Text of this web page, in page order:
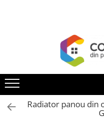
Termoseminee, seminee si
Cazane pe combustibil solid
Cazane pe combustibil
Radiator panou din